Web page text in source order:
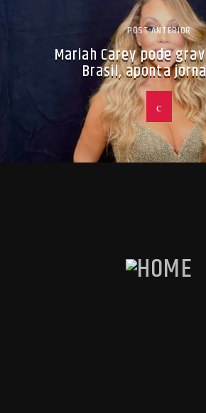
POST ANTERIOR
Mariah Carey pode
Brasil, aponta